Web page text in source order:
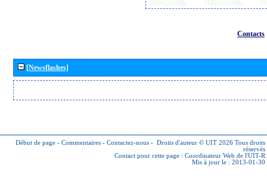
Contacts
[Newsflashes]
Début de page - Commentaires - Contactez-nous - Droits d'auteur © UIT 2026 Tous droits
réservés
Contact pour cette page : Coordinateur Web de l'UIT-R
Mis à jour le : 2013-01-30